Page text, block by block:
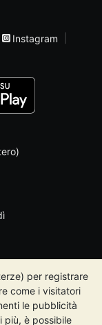
per registrare
come i visitatori
le pubblicità
più, è possibile
Instagram